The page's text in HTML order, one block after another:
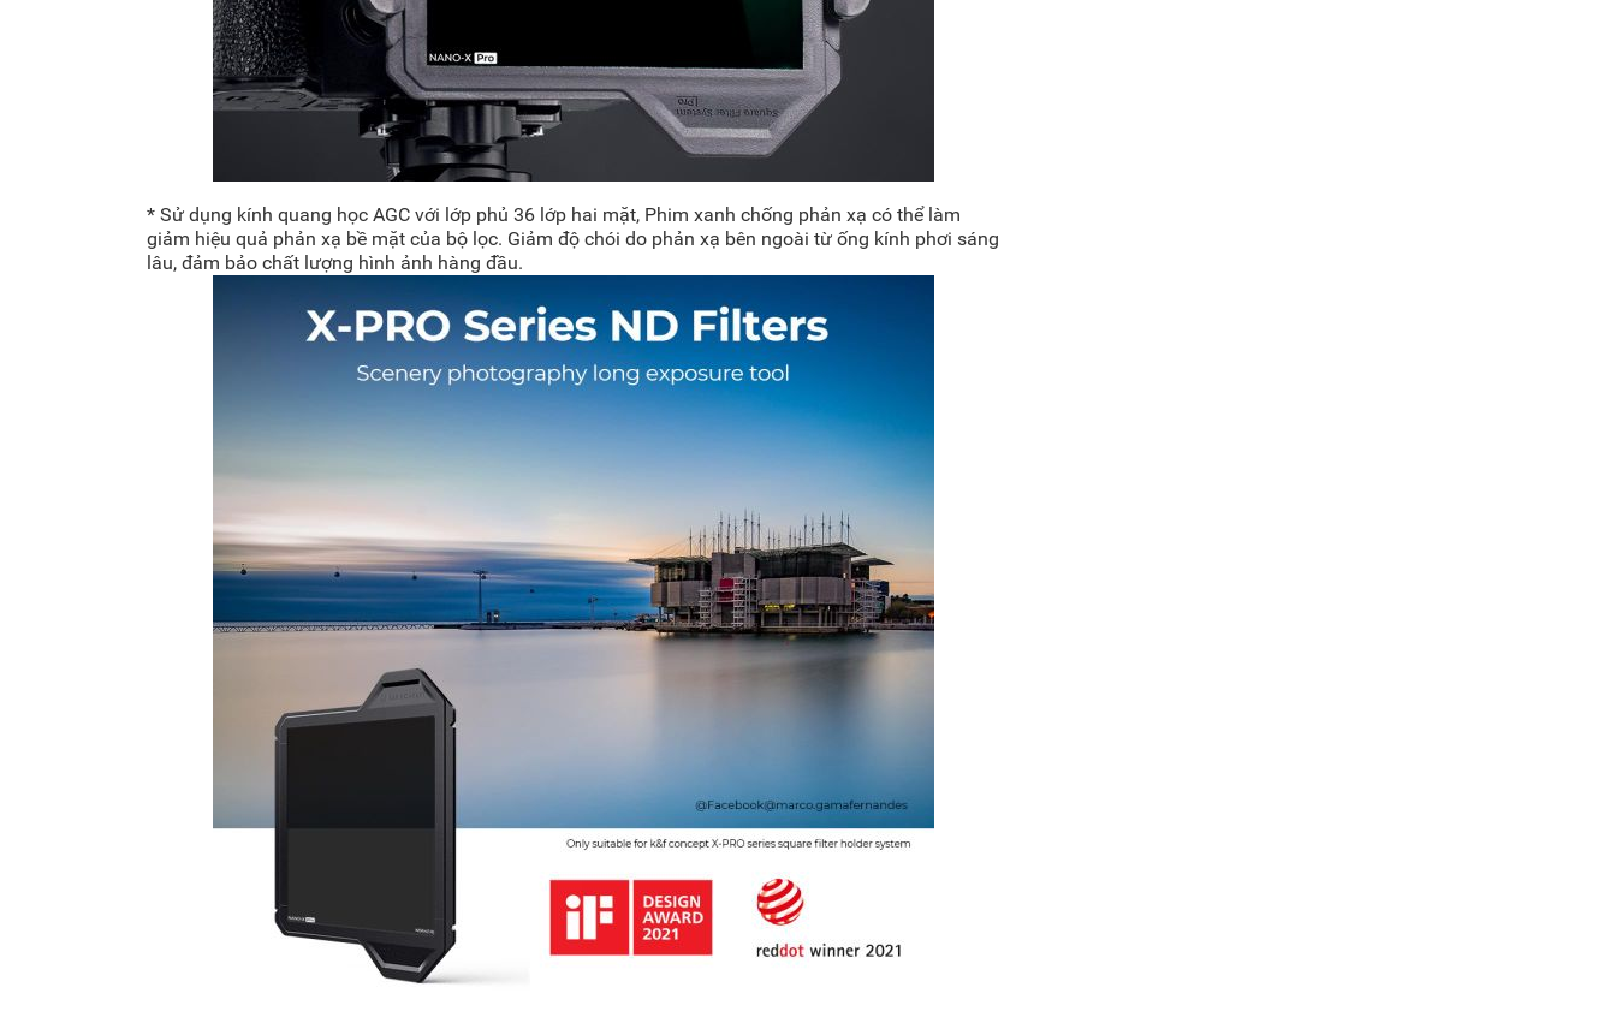
* Sử dụng kính quang học AGC với lớp phủ 36 lớp hai mặt, Phim xanh chống phản xạ có thể làm
giảm hiệu quả phản xạ bề mặt của bộ lọc. Giảm độ chói do phản xạ bên ngoài từ ống kính phơi sáng
lâu, đảm bảo chất lượng hình ảnh hàng đầu.